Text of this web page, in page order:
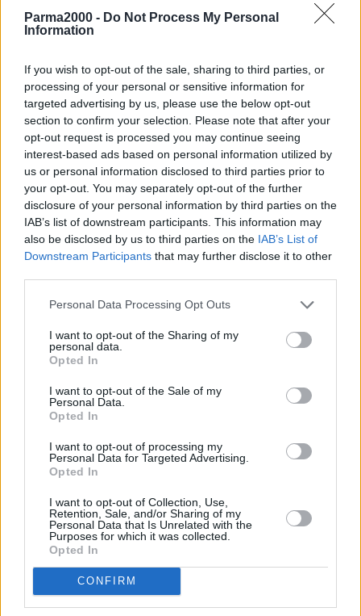
Parma2000 - Do Not Process My Personal
Information
If you wish to opt-out of the sale, sharing to third parties, or
processing of your personal or sensitive information for
targeted advertising by us, please use the below opt-out
section to confirm your selection. Please note that after your
opt-out request is processed you may continue seeing
interest-based ads based on personal information utilized by
us or personal information disclosed to third parties prior to
your opt-out. You may separately opt-out of the further
disclosure of your personal information by third parties on the
IAB’s list of downstream participants. This information may
also be disclosed by us to third parties on the IAB’s List of
Downstream Participants that may further disclose it to other
Personal Data Processing Opt Outs
I want to opt-out of the Sharing of my
personal data.
Opted In
I want to opt-out of the Sale of my
Personal Data.
Opted In
I want to opt-out of processing my
Personal Data for Targeted Advertising.
Opted In
I want to opt-out of Collection, Use,
Retention, Sale, and/or Sharing of my
Personal Data that Is Unrelated with the
Purposes for which it was collected.
Opted In
CONFIRM
Nel dettaglio, nel bolognese arrivano quasi 60 mila euro: 30 mila
riunisce Casalecchio Meridiana, Bazzano, Castello di Serravalle,
Crespellano, Monte San Pietro, Monteveglio, Sasso Marconi,
Savigno, Zola Predosa). Mentre alla pro loco di Castel San Pietro
Terme (che riunisce Castel San Pietro Terme, Borgo Tossignano,
Castel Guelfo, Imola, Ozzano dell’Emilia, Alidosiana Castel del Rio,
Dozza, Medicina) sono destinati quasi 30 mila euro.
Nel ferrarese andranno fondi per quasi 60 mila euro così ripartiti:
30 mila euro all’associazione pro loco di Codigoro (Codigoro,
Mesola, Bosco e Jolanda di Savoia) e quasi 30 mila
all’associazione pro loco Lagosanto che comprende Lagosanto,
Massa Fiscaglia, Migliarino e Migliara.
Alla provincia di Forlì-Cesena spetteranno oltre 101 mila euro:
quasi 30 mila euro sono destinati all’associazione pro loco Terra del
dell’Alpe, Dovadola, Forlimpopoli, Modigliana e Portico di
Romagna); 29.940 euro andranno all’associazione pro loco
d’Ercole, Civitella di Romagna, Civorio, Corniolo Campigna,
Fiumana, Meldola, Mevaniola, Predappio alta, Premilcuore, Santa
Bagno (San Piero in Bagno, Bagno di Romagna Terme, Borello
Valle del Savio, Lago di Quarto, Mercato Saraceno, Montecastello,
Pieve di Rivoschio, Sarsina, Selvapiana e Ranchio) riceverà 29.940
euro. Infine all’associazione pro loco Aisem che raggruppa Aisem di
San Mauro Pascoli, Borghi, Monteleone, Montiano, Calisese Invita
e Longiano andranno quasi 11.700 euro.
Nel ravennate le risorse ammontano a oltre 65mila euro: 30 mila
euro andranno all’associazione turistica Project pro loco Milano